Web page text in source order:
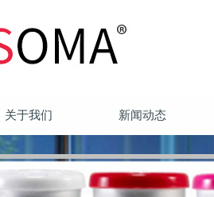
关于我们 新闻动态